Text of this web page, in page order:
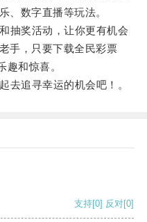
、数字直播等玩法。
奖活动，让你更有机会
手，只要下载全民彩票
趣和惊喜。
追寻幸运的机会吧！。
支持[0] 反对[0]